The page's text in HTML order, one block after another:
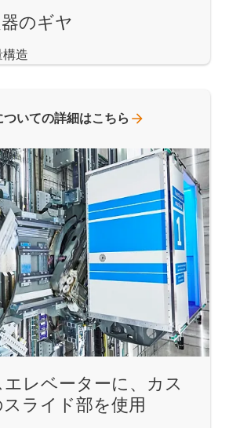
のギヤ
造
エレベーターに、カス
ライド部を使用
いての詳細はこちら